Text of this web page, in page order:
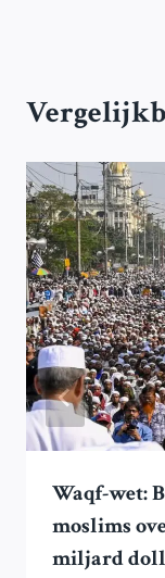
Waqf-wet:
moslims
miljard